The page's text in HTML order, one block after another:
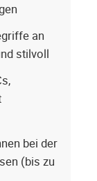
an
stilvoll
bei der
(bis zu